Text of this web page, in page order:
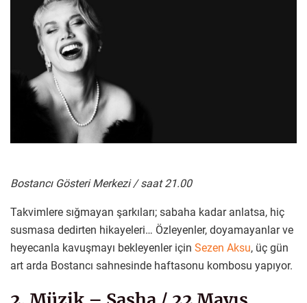
Bostancı Gösteri Merkezi / saat 21.00
Takvimlere sığmayan şarkıları; sabaha kadar anlatsa, hiç
susmasa dedirten hikayeleri… Özleyenler, doyamayanlar ve
heyecanla kavuşmayı bekleyenler için Sezen Aksu, üç gün
art arda Bostancı sahnesinde haftasonu kombosu yapıyor.